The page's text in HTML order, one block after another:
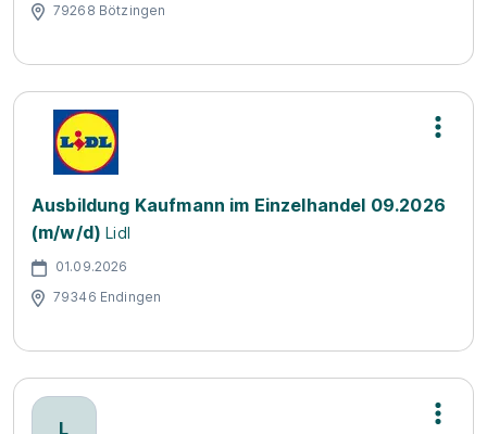
79268 Bötzingen
Ausbildung Kaufmann im Einzelhandel 09.2026
(m/w/d) Lidl
01.09.2026
79346 Endingen
L